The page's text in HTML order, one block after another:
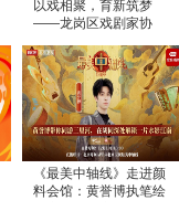
以戏相聚，育新筑梦
——龙岗区戏剧家协
收官；原创力作探索小
剧场发展新路径
《最美中轴线》走进颜
料会馆：黄誉博执笔绘